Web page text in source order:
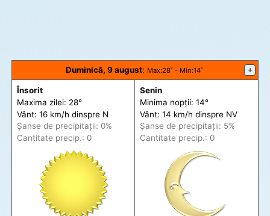
Duminică, 9 august: Max:28˚ - Min:14˚ +
Însorit
Maxima zilei: 28°
Vânt: 16 km/h dinspre N
Șanse de precipitații: 0%
Cantitate precip.: 0
Senin
Minima nopții: 14°
Vânt: 14 km/h dinspre NV
Șanse de precipitații: 5%
Cantitate precip.: 0